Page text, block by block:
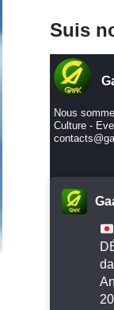
Suis
Nous
Culture -